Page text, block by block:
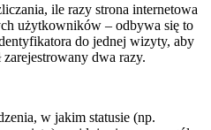
ile razy strona internetowa
użytkowników – odbywa się to
do jednej wizyty, aby
zarejestrowany dwa razy.
w jakim statusie (np.